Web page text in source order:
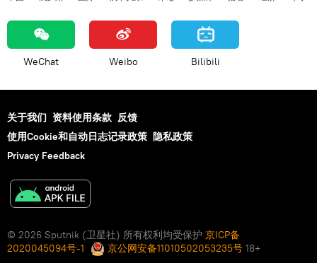
WeChat Weibo Bilibili
关于我们 资料使用条款 反馈
使用Cookie和自动日志记录政策 隐私政策
Privacy Feedback
© 2026 Sputnik (卫星社) 所有权利均受保护 京ICP备
2020045094号-1
京公网安备11010502053235号 18+